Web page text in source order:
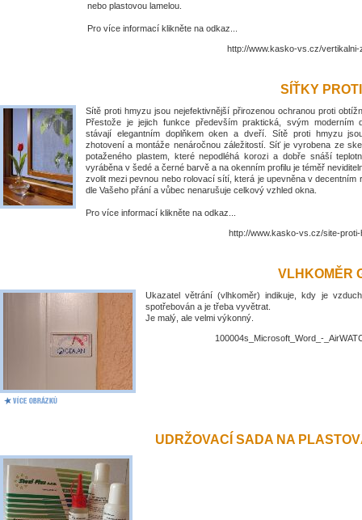
nebo plastovou lamelou.
Pro více informací klikněte na odkaz...
http://www.kasko-vs.cz/vertikalni-
SÍŤKY
Sítě proti hmyzu jsou nejefektivnější přirozenou ochranou proti
Přestože je jejich funkce především praktická, svým moderním
stávají elegantním doplňkem oken a dveří. Sítě proti hmyzu
zhotovení a montáže nenáročnou záležitostí. Síť je vyrobena ze
potaženého plastem, které nepodléhá korozi a dobře snáší
vyráběna v šedé a černé barvě a na okenním profilu je téměř
zvolit mezi pevnou nebo rolovací sítí, která je upevněna v decentním
dle Vašeho přání a vůbec nenarušuje celkový vzhled okna.
Pro více informací klikněte na odkaz...
http://www.kasko-vs.cz/site-
VLHKOMĚR
Ukazatel větrání (vlhkoměr) indikuje, kdy je
spotřebován a je třeba vyvětrat.
Je malý, ale velmi výkonný.
100004s_Microsoft_Word_-
UDRŽOVACÍ SADA NA